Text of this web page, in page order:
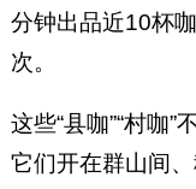
分钟出品近10杯
次。
这些“县咖”“村咖”
它们开在群山间